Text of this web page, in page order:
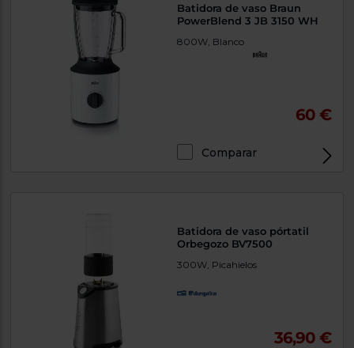
Batidora de vaso Braun
PowerBlend 3 JB 3150 WH
800W, Blanco
60 €
Comparar
Batidora de vaso pórtatil
Orbegozo BV7500
300W, Picahielos
36,90 €